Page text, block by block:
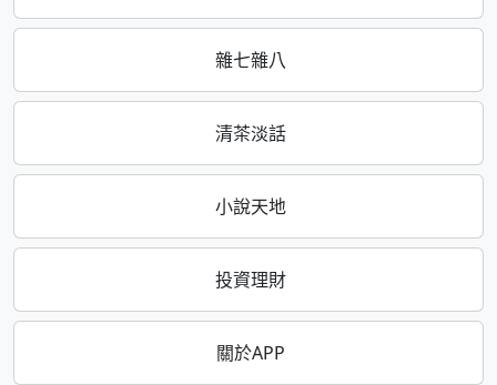
雜七雜八
清茶淡話
小說天地
投資理財
關於APP